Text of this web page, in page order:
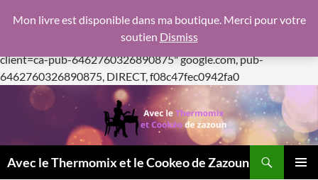
f08c47fec0942fa0
https://pagead2.googlesyndication.com/pagead/js/
client=ca-pub-6462760326890875"google.com, pub-
6462760326890875, DIRECT, f08c47fec0942fa0Aller
au
contenu
Avec le Thermomix et le Cookeo de Zazoun
Mon livre est disponible dans ma boutique. Merci pour votre
soutien Dismiss